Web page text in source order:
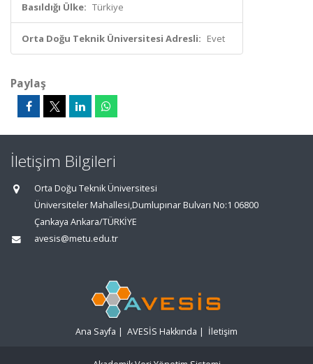
Basıldığı Ülke: Türkiye
Orta Doğu Teknik Üniversitesi Adresli: Evet
Paylaş
İletişim Bilgileri
Orta Doğu Teknik Üniversitesi
Üniversiteler Mahallesi,Dumlupınar Bulvarı No:1 06800
Çankaya Ankara/TÜRKİYE
avesis@metu.edu.tr
Ana Sayfa | AVESİS Hakkında | İletişim